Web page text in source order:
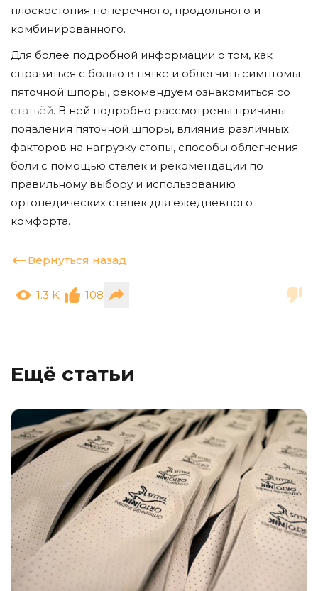
плоскостопия поперечного, продольного и
комбинированного.
Для более подробной информации о том, как
справиться с болью в пятке и облегчить симптомы
пяточной шпоры, рекомендуем ознакомиться со
статьёй. В ней подробно рассмотрены причины
появления пяточной шпоры, влияние различных
факторов на нагрузку стопы, способы облегчения
боли с помощью стелек и рекомендации по
правильному выбору и использованию
ортопедических стелек для ежедневного
комфорта.
Вернуться назад
1.3 K 108
Ещё статьи